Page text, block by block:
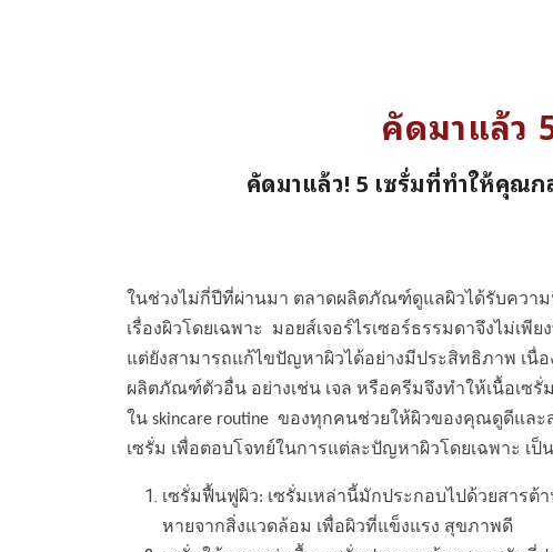
คัดมาแล้ว
คัดมาแล้ว! 5 เซรั่มที่ทำให้คุณ
ในช่วงไม่กี่ปีที่ผ่านมา ตลาดผลิตภัณฑ์ดูแลผิวได้รับควา
เรื่องผิวโดยเฉพาะ มอยส์เจอร์ไรเซอร์ธรรมดาจึงไม่เ
แต่ยังสามารถแก้ไขปัญหาผิวได้อย่างมีประสิทธิภาพ เนื่
ผลิตภัณฑ์ตัวอื่น อย่างเช่น เจล หรือครีมจึงทำให้เนื้อเซ
ใน skincare routine ของทุกคนช่วยให้ผิวของคุณดูดีแ
เซรั่ม เพื่อตอบโจทย์ในการแต่ละปัญหาผิวโดยเฉพาะ เป็น
เซรั่มฟื้นฟูผิว: เซรั่มเหล่านี้มักประกอบไปด้วยสาร
หายจากสิ่งแวดล้อม เพื่อผิวที่แข็งแรง สุขภาพดี